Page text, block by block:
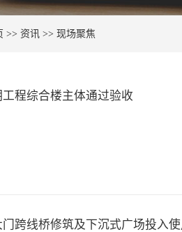
>> 资讯 >> 现场聚焦
程综合楼主体通过验收
跨线桥修筑及下沉式广场投入